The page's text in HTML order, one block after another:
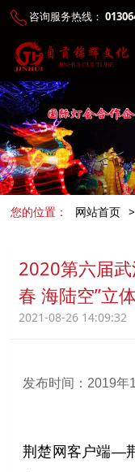
咨询服务热线：
您的位置： 网站首页 >
2020第六届
春 海陆空”立
2021-08-26 14:09:32
发布时间：2019年
荆楚网客户端—